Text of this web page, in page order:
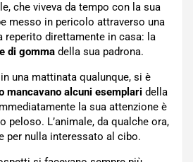
che viveva da tempo con la sua
messo in pericolo attraverso una
reperito direttamente in casa: la
di gomma della sua padrona.
una mattinata qualunque, si è
mancavano alcuni esemplari della
la sua attenzione è
peloso. L’animale, da qualche ora,
per nulla interessato al cibo.